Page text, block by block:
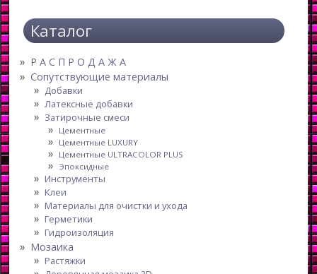
Каталог
Р А С П Р О Д А Ж А
Сопутствующие материалы
Добавки
Латексные добавки
Затирочные смеси
Цементные
Цементные LUXURY
Цементные ULTRACOLOR PLUS
Эпоксидные
Инструменты
Клеи
Материалы для очистки и ухода
Герметики
Гидроизоляция
Мозаика
Растяжки